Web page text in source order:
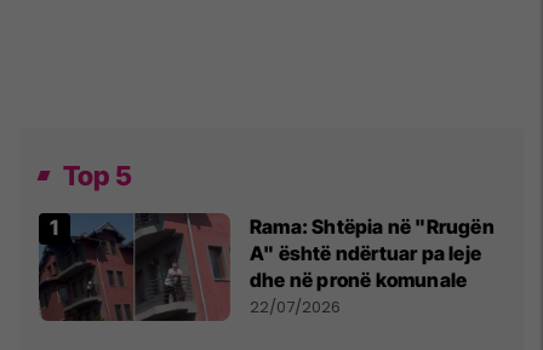
Top 5
Rama: Shtëpia në "Rrugën
A" është ndërtuar pa leje
dhe në pronë komunale
22/07/2026